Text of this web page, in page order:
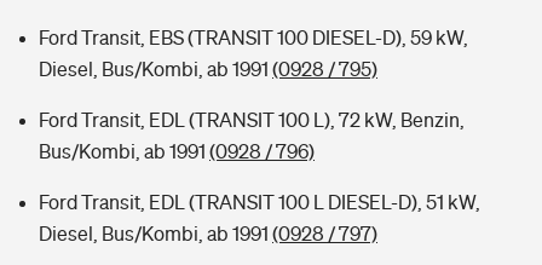
Ford Transit, EBS (TRANSIT 100 DIESEL-D), 59 kW,
Diesel, Bus/Kombi, ab 1991 (0928 / 795)
Ford Transit, EDL (TRANSIT 100 L), 72 kW, Benzin,
Bus/Kombi, ab 1991 (0928 / 796)
Ford Transit, EDL (TRANSIT 100 L DIESEL-D), 51 kW,
Diesel, Bus/Kombi, ab 1991 (0928 / 797)